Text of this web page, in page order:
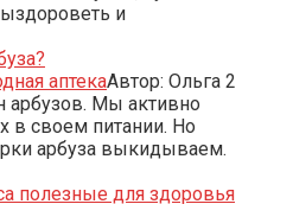
и
аптекаАвтор: Ольга 2
арбузов. Мы активно
в своем питании. Но
арбуза выкидываем.
полезные для здоровья